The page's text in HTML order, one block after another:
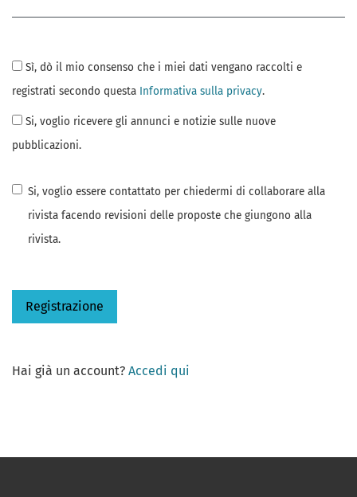
registrati secondo questa Informativa sulla privacy.
pubblicazioni.
Si, voglio essere contattato per chiedermi di collaborare alla
rivista facendo revisioni delle proposte che giungono alla
rivista.
Registrazione
Hai già un account? Accedi qui